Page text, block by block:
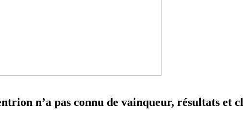
n’a pas connu de vainqueur, résultats et